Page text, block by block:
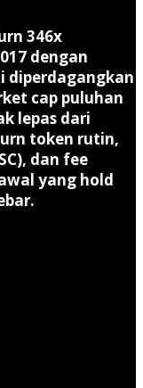
346x
dengan
diperdagangkan
cap puluhan
lepas dari
token rutin,
dan fee
yang hold